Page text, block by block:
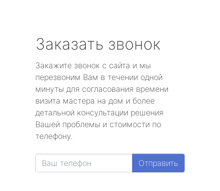
Заказать звонок
Закажите звонок с сайта и мы
перезвоним Вам в течении одной
минуты для согласования времени
визита мастера на дом и более
детальной консультации решения
Вашей проблемы и стоимости по
телефону.
Отправить